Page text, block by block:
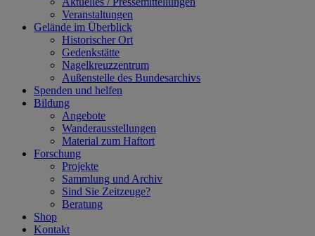
Veranstaltungen
Gelände im Überblick
Historischer Ort
Gedenkstätte
Nagelkreuzzentrum
Außenstelle des Bundesarchivs
Spenden und helfen
Bildung
Angebote
Wanderausstellungen
Material zum Haftort
Forschung
Projekte
Sammlung und Archiv
Sind Sie Zeitzeuge?
Beratung
Shop
Kontakt